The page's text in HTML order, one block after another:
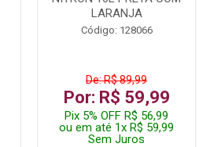
LARANJA
Código: 128066
De: R$ 89,99
Por: R$ 59,99
Pix 5% OFF R$ 56,99
ou em até 1x R$ 59,99
Sem Juros